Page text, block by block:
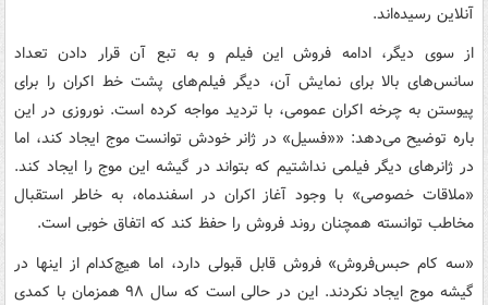
آنلاین رسیده‌اند.
از سوی دیگر، ادامه فروش این فیلم و به تبع آن قرار دادن تعداد
سانس‌های بالا برای نمایش آن، دیگر فیلم‌های پشت خط اکران را برای
پیوستن به چرخه اکران عمومی، با تردید مواجه کرده است. نوروزی در این
باره توضیح می‌دهد: ««فسیل» در ژانر خودش توانست موج ایجاد کند، اما
در ژانرهای دیگر فیلمی نداشتیم که بتواند در گیشه این موج را ایجاد کند.
«ملاقات خصوصی» با وجود آغاز اکران در اسفندماه، به خاطر استقبال
مخاطب توانسته همچنان روند فروش را حفظ کند که اتفاق خوبی است.
«سه کام حبس‌فروش» فروش قابل قبولی دارد، اما هیچ‌کدام از اینها در
گیشه موج ایجاد نکردند. این در حالی است که سال ۹۸ همزمان با کمدی